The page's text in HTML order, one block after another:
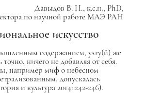
Давыдов В. Н., к.с.н., PhD,
по научной работе МАЭ РАН
искусство
содержанием, улгу(й)же
ничего не добавляя от себя.
например миф о небесном
допускалась
и культура 2014: 242-246).